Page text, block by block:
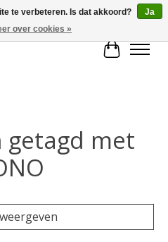
getagd met
te verbeteren. Is dat akkoord?
Ja
over cookies »